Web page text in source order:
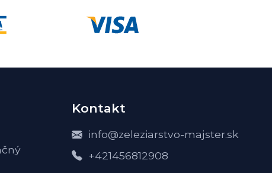
Kontakt
info@zeleziarstvo-majster.sk
+421456812908